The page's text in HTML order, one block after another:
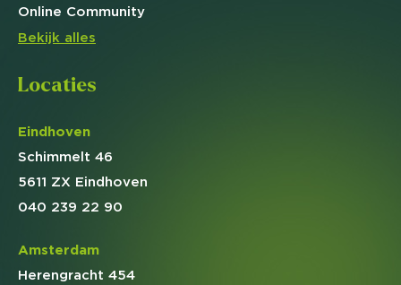
Online Community
Bekijk alles
Locaties
Eindhoven
Schimmelt 46
5611 ZX Eindhoven
040 239 22 90
Amsterdam
Herengracht 454